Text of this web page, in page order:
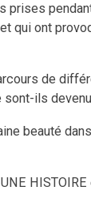
prises
qui ont
de
sont-ils
beauté